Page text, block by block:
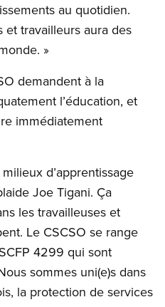
au quotidien.
et travailleurs aura des
»
demandent à la
l’éducation, et
immédiatement
d’apprentissage
Joe Tigani. Ça
les travailleuses et
Le CSCSO se range
4299 qui sont
sommes uni(e)s dans
la protection de services